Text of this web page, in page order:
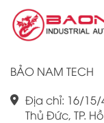
Chính vì vậy, việc
Omron CJ1W là
hiệu suất công việc
BẢO NAM TECH
Địa chỉ: 16/15/
Thủ Đức, TP.